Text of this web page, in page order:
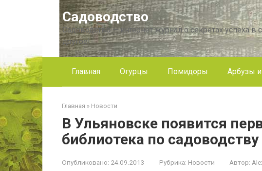
Садоводство
Садоводство — интернет журнал о секретах успеха в
другое!
Главная Огурцы Помидоры Арбузы
Главная » Новости
В Ульяновске появится
библиотека по садоводству
Опубликовано: 24.09.2013 Рубрика: Новости Автор: